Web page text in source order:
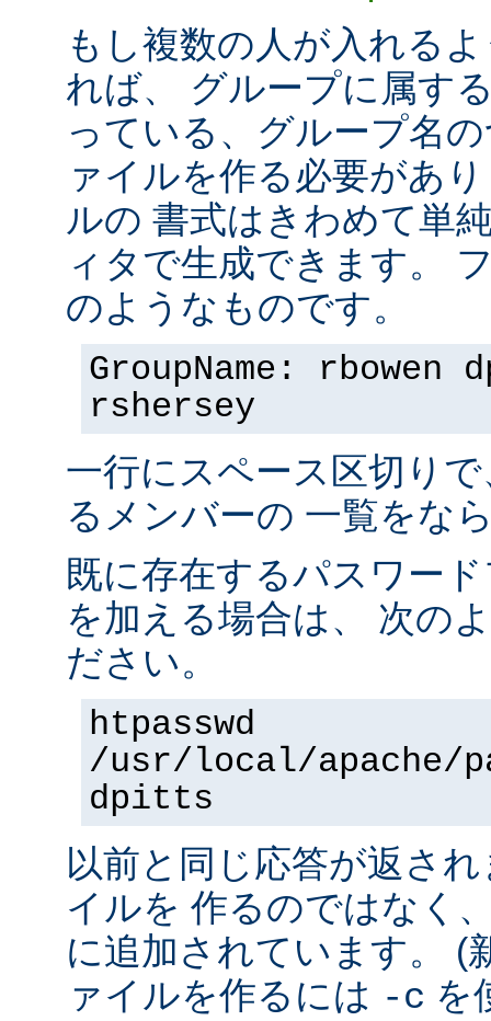
もし複数の人が入れる
れば、 グループに属す
っている、グループ名
ァイルを作る必要があ
ルの 書式はきわめて単
ィタで生成できます。
のようなものです。
GroupName: rbowen
rshersey
一行にスペース区切り
るメンバーの 一覧をな
既に存在するパスワー
を加える場合は、 次の
ださい。
htpasswd
/usr/local/apache/
dpitts
以前と同じ応答が返さ
イルを 作るのではなく
に追加されています。 (
ァイルを作るには -c を